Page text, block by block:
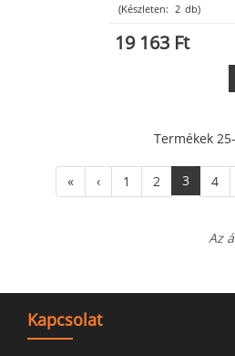
(Készleten: 2 db)
19 163 Ft
Termékek
« ‹ 1 2 3 4
Az
Kapcsolat